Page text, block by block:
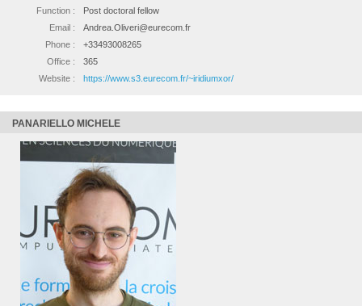
Function :
Post doctoral fellow
Email :
Andrea.Oliveri@eurecom.fr
Phone :
+33493008265
Office :
365
Website :
https://www.s3.eurecom.fr/~iridiumxor/
PANARIELLO MICHELE